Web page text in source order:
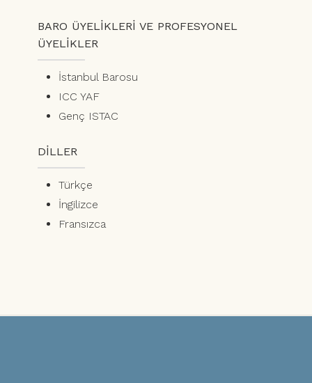
BARO ÜYELİKLERİ VE PROFESYONEL
ÜYELİKLER
İstanbul Barosu
ICC YAF
Genç ISTAC
DİLLER
Türkçe
İngilizce
Fransızca